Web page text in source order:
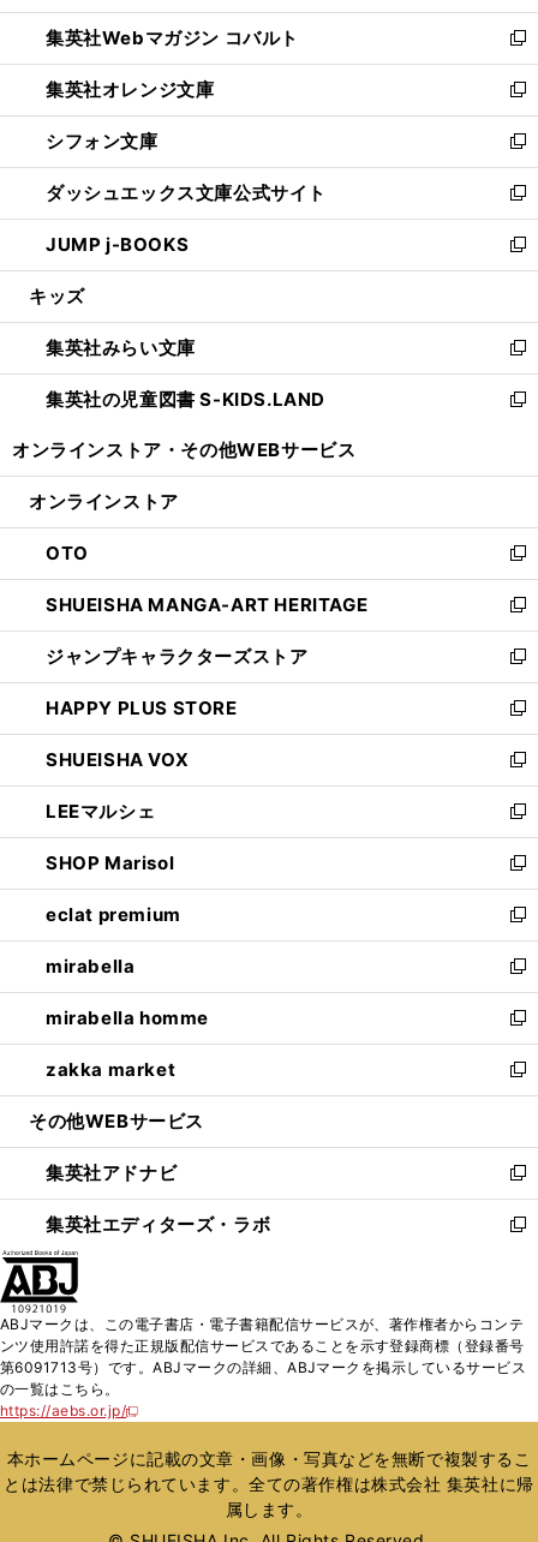
開
く
ウ
で
開
く
ン
ド
ウ
で
開
く
ウ
ィ
ン
ド
ウ
で
開
く
集英社Webマガジン コバルト
新
し
い
ウ
ィ
ン
ド
ウ
で
開
集英社オレンジ文庫
新
し
い
ウ
ィ
ン
ド
ウ
開
く
シフォン文庫
新
し
い
ウ
ィ
ン
ウ
で
開
く
ダッシュエックス文庫公式サイト
新
し
い
ウ
ン
ド
ウ
で
JUMP j-BOOKS
新
し
ウ
ィ
ン
ド
開
キッズ
集英社みらい文庫
新
し
い
ン
ウ
で
開
く
集英社の児童図書 S-KIDS.LAND
新
ウ
ン
ド
ウ
で
開
く
オンラインストア・ その他WEBサービス
オンラインストア
OTO
新
し
い
ウ
ィ
ン
ド
ウ
で
開
く
SHUEISHA MANGA-ART HERITAGE
新
し
い
ウ
ィ
ン
ド
ウ
で
開
く
ジャンプキャラクターズストア
新
し
い
ウ
ィ
ン
ド
ウ
で
開
く
HAPPY PLUS STORE
新
し
い
ウ
ィ
ン
ド
ウ
で
開
く
SHUEISHA VOX
新
し
い
ウ
ィ
ン
ド
ウ
で
開
く
LEEマルシェ
新
し
い
ウ
ィ
ン
ド
ウ
で
開
く
SHOP Marisol
新
し
い
ウ
ィ
ン
ド
ウ
で
開
eclat premium
新
し
い
ウ
ィ
ン
ド
ウ
開
く
mirabella
新
し
い
ウ
ィ
ン
ウ
で
開
く
mirabella homme
新
し
い
ウ
ン
ド
ウ
で
zakka market
新
し
ウ
ィ
ン
ド
く
その他WEBサービス
集英社アドナビ
新
し
い
ド
ウ
で
集英社エディターズ・ラボ
新
ィ
ン
ド
開
く
ABJマークは、この電子書店・電子書籍配信サービスが、著作権者からコンテ
ンツ使用許諾を得た正規版配信サービスであることを示す登録商標（登録番号
第6091713号）です。ABJマークの詳細、ABJマークを掲示しているサービス
の一覧はこちら。
https://aebs.or.jp/
新
い
ウ
ィ
本ホームページに記載の文章・画像・写真などを無断で複製するこ
とは法律で禁じられています。全ての著作権は株式会社 集英社に帰
属します。